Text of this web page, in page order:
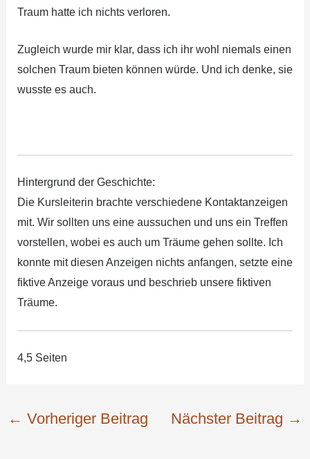
Traum hatte ich nichts verloren.
Zugleich wurde mir klar, dass ich ihr wohl niemals einen
solchen Traum bieten können würde. Und ich denke, sie
wusste es auch.
Hintergrund der Geschichte:
Die Kursleiterin brachte verschiedene Kontaktanzeigen
mit. Wir sollten uns eine aussuchen und uns ein Treffen
vorstellen, wobei es auch um Träume gehen sollte. Ich
konnte mit diesen Anzeigen nichts anfangen, setzte eine
fiktive Anzeige voraus und beschrieb unsere fiktiven
Träume.
4,5 Seiten
← Vorheriger Beitrag Nächster Beitrag →